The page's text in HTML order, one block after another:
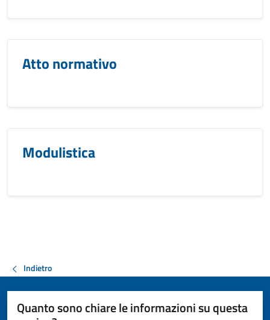
Atto normativo
Modulistica
Indietro
Quanto sono chiare le informazioni su questa